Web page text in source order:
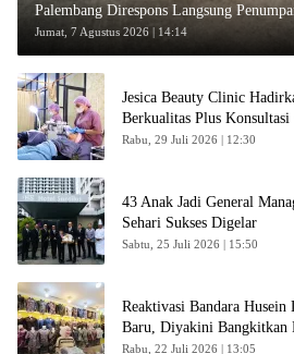
Palembang Direspons Langsung
Jumat, 7 Agustus 2026 | 14:14
Jesica Beauty Clinic
Berkualitas Plus Konsultasi
Rabu, 29 Juli 2026 | 12:30
43 Anak Jadi General
Sehari Sukses Digelar
Sabtu, 25 Juli 2026 | 15:50
Reaktivasi Bandara Husein
Baru, Diyakini Bangkitkan
Rabu, 22 Juli 2026 | 13:05